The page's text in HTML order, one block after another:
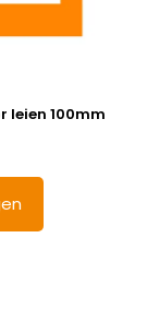
leien 100mm